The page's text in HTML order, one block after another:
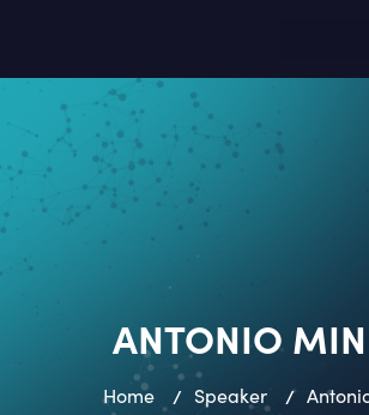
ANTONIO
Home / Speaker /